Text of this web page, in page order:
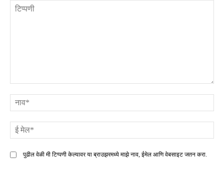
पुढील वेळी मी टिप्पणी केल्यावर या ब्राउझरमध्ये माझे नाव, ईमेल आणि वेबसाइट जतन करा.